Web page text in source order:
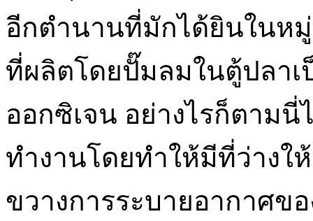
อีกตำนานที่มักได้ยินในห
ที่ผลิตโดยปั๊มลมในตู้ปลาเ
ออกซิเจน อย่างไรก็ตาม
ทำงานโดยทำให้มีที่ว่าง
ขวางการระบายอากาศข